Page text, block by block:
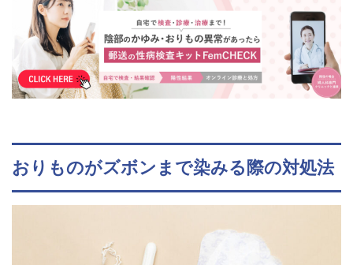
おりものがズボンまで染みる際の対処法